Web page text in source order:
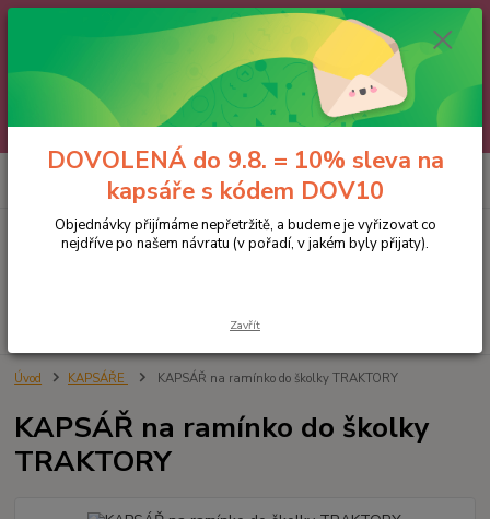
🌼 DOVOLENÁ do 9.8. 🌼
Jakmile se vrátíme, všechny objednávky, e-maily i telefonáty vyřídíme
postupně - v pořadí, v jakém nám přišly. Děkujeme za trpělivost.
A abychom vám čekání trochu zpříjemnili: doprava ZDARMA nad 700 Kč
a 10% sleva na kapsáře 😊 Slevový kód: DOV10
Menu
0
Úvod KAPSÁŘE KAPSÁŘ na ramínko do školky TRAKTORY
KAPSÁŘ na ramínko do školky
TRAKTORY
DOVOLENÁ do 9.8. = 10% sleva na
kapsáře s kódem DOV10
Objednávky přijímáme nepřetržitě, a budeme je vyřizovat co
nejdříve po našem návratu (v pořadí, v jakém byly přijaty).
Zavřít